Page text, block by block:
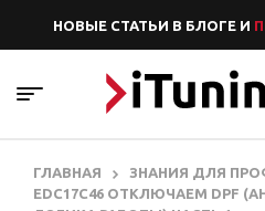
НОВЫЕ СТАТЬИ В БЛОГЕ И
ГЛАВНАЯ ЗНАНИЯ ДЛЯ
EDC17C46 ОТКЛЮЧАЕМ DPF